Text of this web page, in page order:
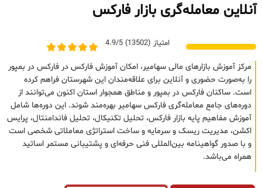
آنلاین معامله‌گری بازار فارکس
امتیاز (13502) 4.9/5
مرکز آموزش بازارهای مالی سهامیر، امکان آموزش فارکس در فارکس در بمپور
را به‌صورت حضوری و آنلاین برای علاقه‌مندان این شهرستان فراهم کرده
است. ساکنان فارکس در بمپور و مناطق همجوار استان اکنون می‌توانند از
دوره‌های جامع معامله‌گری فارکس سهامیر بهره‌مند شوند. این دوره‌ها شامل
آموزش مفاهیم پایه بازار فارکس، تحلیل تکنیکال، تحلیل فاندامنتال، پرایس
اکشن، مدیریت ریسک و سرمایه و ساخت استراتژی معاملاتی شخصی است
و با صدور گواهینامه بین‌المللی فنی حرفه‌ای و پشتیبانی مستمر اساتید
همراه می‌باشد.